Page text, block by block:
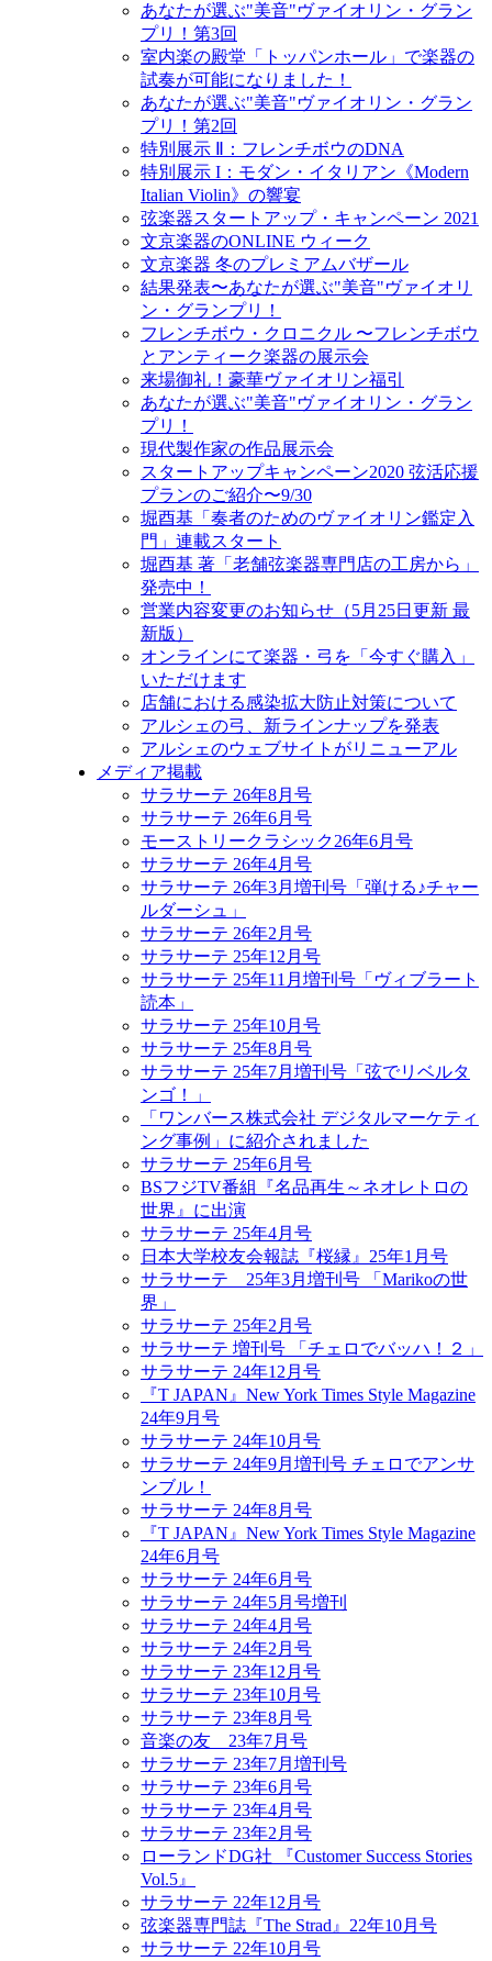
あなたが選ぶ"美音"ヴァイオリン・グラン
プリ！第3回
室内楽の殿堂「トッパンホール」で楽器の
試奏が可能になりました！
あなたが選ぶ"美音"ヴァイオリン・グラン
プリ！第2回
特別展示 Ⅱ：フレンチボウのDNA
特別展示 I：モダン・イタリアン《Modern
Italian Violin》の響宴
弦楽器スタートアップ・キャンペーン 2021
文京楽器のONLINE ウィーク
文京楽器 冬のプレミアムバザール
結果発表〜あなたが選ぶ"美音"ヴァイオリ
ン・グランプリ！
フレンチボウ・クロニクル 〜フレンチボウ
とアンティーク楽器の展示会
来場御礼！豪華ヴァイオリン福引
あなたが選ぶ"美音"ヴァイオリン・グラン
プリ！
現代製作家の作品展示会
スタートアップキャンペーン2020 弦活応援
プランのご紹介〜9/30
堀酉基「奏者のためのヴァイオリン鑑定入
門」連載スタート
堀酉基 著「老舗弦楽器専門店の工房から」
発売中！
営業内容変更のお知らせ（5月25日更新 最
新版）
オンラインにて楽器・弓を「今すぐ購入」
いただけます
店舗における感染拡大防止対策について
アルシェの弓、新ラインナップを発表
アルシェのウェブサイトがリニューアル
メディア掲載
サラサーテ 26年8月号
サラサーテ 26年6月号
モーストリークラシック26年6月号
サラサーテ 26年4月号
サラサーテ 26年3月増刊号「弾ける♪チャー
ルダーシュ」
サラサーテ 26年2月号
サラサーテ 25年12月号
サラサーテ 25年11月増刊号「ヴィブラート
読本」
サラサーテ 25年10月号
サラサーテ 25年8月号
サラサーテ 25年7月増刊号「弦でリベルタ
ンゴ！」
「ワンバース株式会社 デジタルマーケティ
ング事例」に紹介されました
サラサーテ 25年6月号
BSフジTV番組『名品再生～ネオレトロの
世界』に出演
サラサーテ 25年4月号
日本大学校友会報誌『桜縁』25年1月号
サラサーテ 25年3月増刊号 「Marikoの世
界」
サラサーテ 25年2月号
サラサーテ 増刊号 「チェロでバッハ！２」
サラサーテ 24年12月号
『T JAPAN』New York Times Style Magazine
24年9月号
サラサーテ 24年10月号
サラサーテ 24年9月増刊号 チェロでアンサ
ンブル！
サラサーテ 24年8月号
『T JAPAN』New York Times Style Magazine
24年6月号
サラサーテ 24年6月号
サラサーテ 24年5月号増刊
サラサーテ 24年4月号
サラサーテ 24年2月号
サラサーテ 23年12月号
サラサーテ 23年10月号
サラサーテ 23年8月号
音楽の友 23年7月号
サラサーテ 23年7月増刊号
サラサーテ 23年6月号
サラサーテ 23年4月号
サラサーテ 23年2月号
ローランドDG社 『Customer Success Stories
Vol.5』
サラサーテ 22年12月号
弦楽器専門誌『The Strad』22年10月号
サラサーテ 22年10月号